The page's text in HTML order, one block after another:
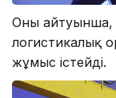
Оның айтуынша,
логистикалық
жұмыс істейді.